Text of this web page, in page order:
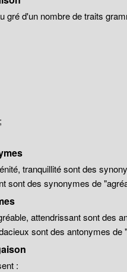
gré d'un nombre de traits
tranquillité sont des
sont des synonymes de
attendrissant sont des
sont des antonymes de
: